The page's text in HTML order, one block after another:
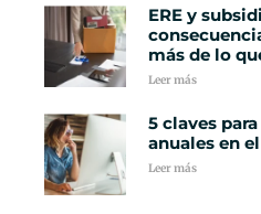
ERE y
más de lo
Leer más
5 claves
anuales en
Leer más